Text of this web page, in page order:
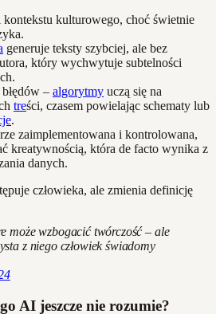
kontekstu kulturowego, choć świetnie
generuje teksty szybciej, ale bez
który wychwytuje subtelności
– algorytmy uczą się na
treści, czasem powielając schematy lub
.
zaimplementowana i kontrolowana,
kreatywnością, która de facto wynika z
danych.
człowieka, ale zmienia definicję
może wzbogacić twórczość – ale
z niego człowiek świadomy
AI jeszcze nie rozumie?